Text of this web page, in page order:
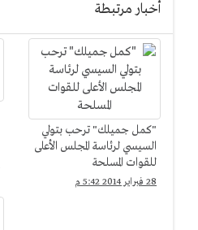
أخبار مرتبطة
"كمل جميلك" ترحب بتولي
السيسي لرئاسة المجلس الأعلى
للقوات المسلحة
28 فبراير 2014 5:42 م